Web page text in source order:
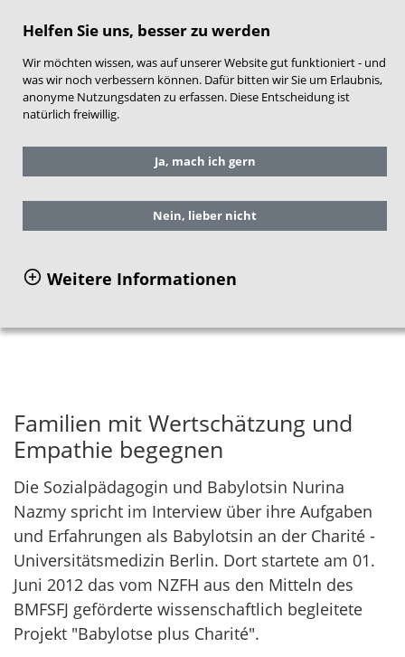
Helfen Sie uns, besser zu werden
Wir möchten wissen, was auf unserer Website gut funktioniert - und
was wir noch verbessern können. Dafür bitten wir Sie um Erlaubnis,
anonyme Nutzungsdaten zu erfassen. Diese Entscheidung ist
natürlich freiwillig.
Ja, mach ich gern
Nein, lieber nicht
Weitere Informationen
Sie befinden sich hier: Service
Aktuelles
Frühe Hilfen aktuell
Ausgabe 01 2015
Bundesinitiative Frühe
Familien mit Wertschätzung und
Empathie begegnen
Die Sozialpädagogin und Babylotsin Nurina
Nazmy spricht im Interview über ihre Aufgaben
und Erfahrungen als Babylotsin an der Charité -
Universitätsmedizin Berlin. Dort startete am 01.
Juni 2012 das vom NZFH aus den Mitteln des
BMFSFJ geförderte wissenschaftlich begleitete
Projekt "Babylotse plus Charité".